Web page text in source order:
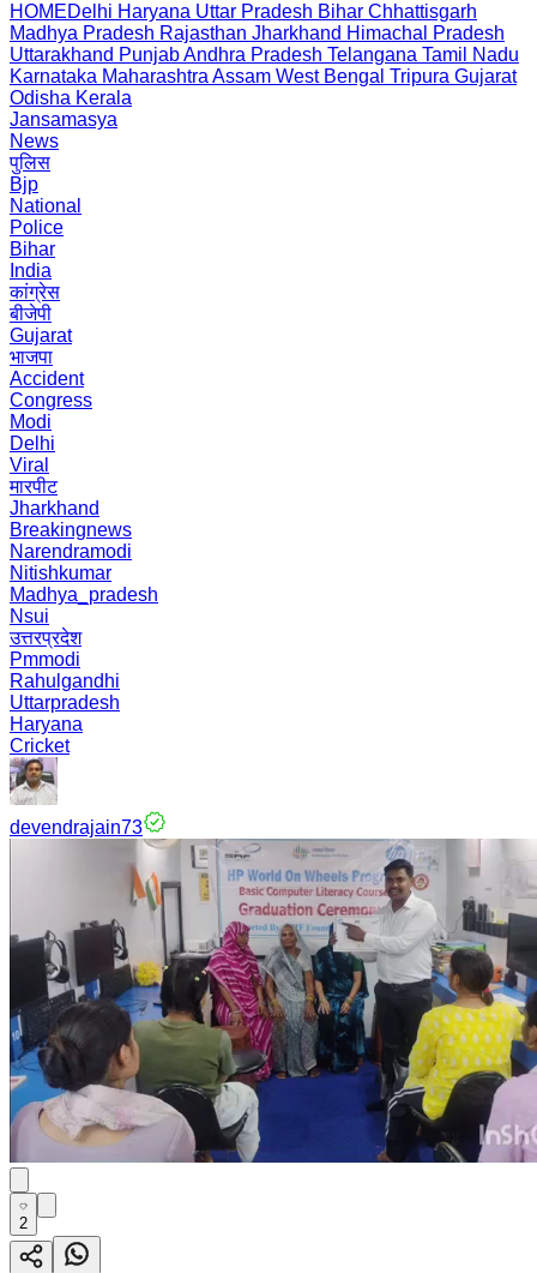
HOMEDelhi Haryana Uttar Pradesh Bihar Chhattisgarh
Madhya Pradesh Rajasthan Jharkhand Himachal Pradesh
Uttarakhand PunjabAndhra Pradesh Telangana Tamil Nadu
Karnataka Maharashtra Assam West Bengal Tripura Gujarat
Odisha Kerala
Jansamasya
News
पुलिस
Bjp
National
Police
Bihar
India
कांग्रेस
बीजेपी
Gujarat
भाजपा
Accident
Congress
Modi
Delhi
Viral
मारपीट
Jharkhand
Breakingnews
Narendramodi
Nitishkumar
Madhya_pradesh
Nsui
उत्तरप्रदेश
Pmmodi
Rahulgandhi
Uttarpradesh
Haryana
Cricket
devendrajain73
2